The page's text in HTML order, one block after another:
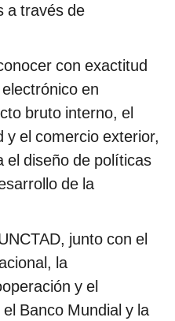
a través de
con exactitud
en
bruto interno, el
y el comercio exterior,
el diseño de políticas
de la
junto con el
la
y el
Banco Mundial y la